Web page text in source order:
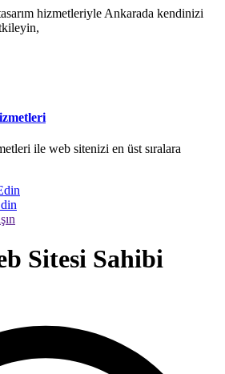
hizmetleriyle Ankarada kendinizi
ile web sitenizi en üst sıralara
Sitesi Sahibi